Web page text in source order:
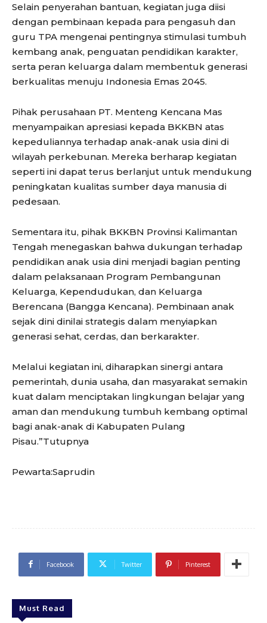
Selain penyerahan bantuan, kegiatan juga diisi
dengan pembinaan kepada para pengasuh dan
guru TPA mengenai pentingnya stimulasi tumbuh
kembang anak, penguatan pendidikan karakter,
serta peran keluarga dalam membentuk generasi
berkualitas menuju Indonesia Emas 2045.
Pihak perusahaan PT. Menteng Kencana Mas
menyampaikan apresiasi kepada BKKBN atas
kepeduliannya terhadap anak-anak usia dini di
wilayah perkebunan. Mereka berharap kegiatan
seperti ini dapat terus berlanjut untuk mendukung
peningkatan kualitas sumber daya manusia di
pedesaan.
Sementara itu, pihak BKKBN Provinsi Kalimantan
Tengah menegaskan bahwa dukungan terhadap
pendidikan anak usia dini menjadi bagian penting
dalam pelaksanaan Program Pembangunan
Keluarga, Kependudukan, dan Keluarga
Berencana (Bangga Kencana). Pembinaan anak
sejak dini dinilai strategis dalam menyiapkan
generasi sehat, cerdas, dan berkarakter.
Melalui kegiatan ini, diharapkan sinergi antara
pemerintah, dunia usaha, dan masyarakat semakin
kuat dalam menciptakan lingkungan belajar yang
aman dan mendukung tumbuh kembang optimal
bagi anak-anak di Kabupaten Pulang
Pisau.”Tutupnya
Pewarta:Saprudin
Facebook Twitter Pinterest
Must Read